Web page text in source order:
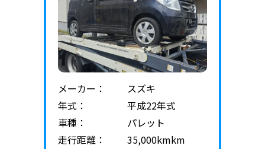
メーカー：
スズキ
年式：
平成22年式
車種：
パレット
走行距離：
35,000kmkm